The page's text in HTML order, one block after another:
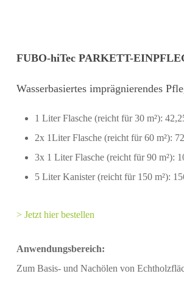
FUBO-hiTec PARKETT-
Wasserbasiertes imprägnierendes
1 Liter Flasche (reicht für 30 m²):
2x 1Liter Flasche (reicht für 60 m²):
3x 1 Liter Flasche (reicht für 90 m²):
5 Liter Kanister (reicht für 150 m²):
> Jetzt hier bestellen
Anwendungsbereich:
Zum Basis- und Nachölen von